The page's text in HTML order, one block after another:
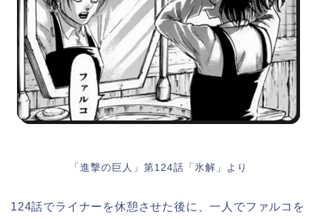
「進撃の巨人」第124話「氷解」より
124話でライナーを休憩させた後に、一人でファルコを